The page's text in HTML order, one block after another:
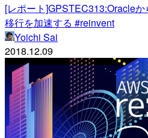
[レポート]GPSTEC313:Oracle
移行を加速する #reinvent
Yoichi Sai
2018.12.09